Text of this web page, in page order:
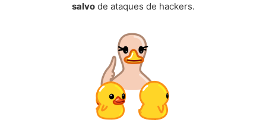
salvode ataques de hackers.